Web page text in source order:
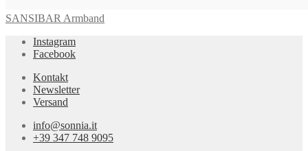
SANSIBAR Armband
Instagram
Facebook
Kontakt
Newsletter
Versand
info@sonnia.it
+39 347 748 9095